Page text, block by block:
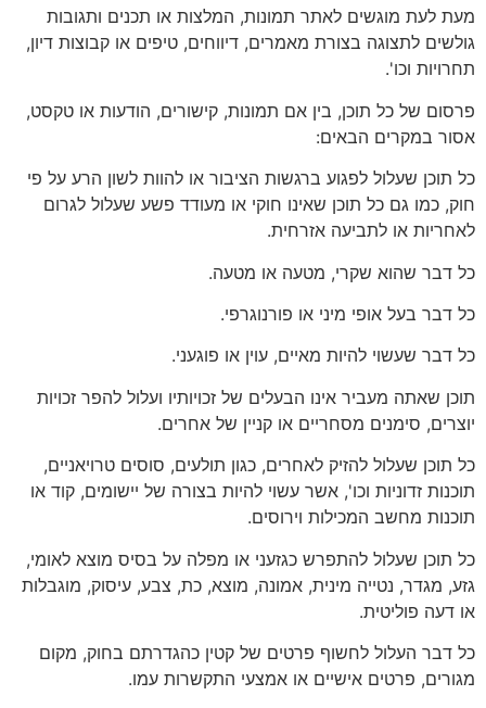
מעת לעת מוגשים לאתר תמונות, המלצות או תכנים ותגובות
גולשים לתצוגה בצורת מאמרים, דיווחים, טיפים או קבוצות דיון,
תחרויות וכו'.
פרסום של כל תוכן, בין אם תמונות, קישורים, הודעות או טקסט,
אסור במקרים הבאים:
כל תוכן שעלול לפגוע ברגשות הציבור או להוות לשון הרע על פי
חוק, כמו גם כל תוכן שאינו חוקי או מעודד פשע שעלול לגרום
לאחריות או לתביעה אזרחית.
כל דבר שהוא שקרי, מטעה או מטעה.
כל דבר בעל אופי מיני או פורנוגרפי.
כל דבר שעשוי להיות מאיים, עוין או פוגעני.
תוכן שאתה מעביר אינו הבעלים של זכויותיו ועלול להפר זכויות
יוצרים, סימנים מסחריים או קניין של אחרים.
כל תוכן שעלול להזיק לאחרים, כגון תולעים, סוסים טרויאניים,
תוכנות זדוניות וכו', אשר עשוי להיות בצורה של יישומים, קוד או
תוכנות מחשב המכילות וירוסים.
כל תוכן שעלול להתפרש כגזעני או מפלה על בסיס מוצא לאומי,
גזע, מגדר, נטייה מינית, אמונה, מוצא, כת, צבע, עיסוק, מוגבלות
או דעה פוליטית.
כל דבר העלול לחשוף פרטים של קטין כהגדרתם בחוק, מקום
מגורים, פרטים אישיים או אמצעי התקשרות עמו.